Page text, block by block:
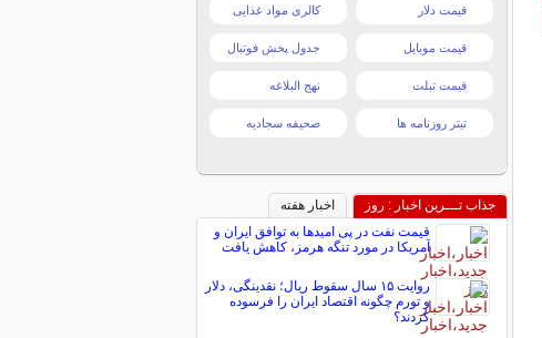
قیمت دلار کالری مواد غذایی
قیمت موبایل جدول پخش فوتبال
قیمت تبلت نهج البلاغه
تیتر روزنامه ها صحیفه سجادیه
جذاب تـــرین اخبار : روز
اخبار هفته
قیمت نفت در پی امیدها به توافق ایران و
آمریکا در مورد تنگه هرمز، کاهش یافت
روایت ۱۵ سال سقوط ریال؛ نقدینگی، دلار
و تورم چگونه اقتصاد ایران را فرسوده
کردند؟